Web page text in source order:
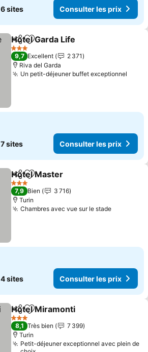
6 sites Consulter les prix
PartagerAjouter à mes favoris
Hotel Garda Life
3 Étoiles
9,7 Excellent
2 371
Riva del Garda
Un petit-déjeuner buffet exceptionnel
7 sites Consulter les prix
PartagerAjouter à mes favoris
Hotel Master
3 Étoiles
7,9 Bien
3 716
Turin
Chambres avec vue sur le stade
4 sites Consulter les prix
PartagerAjouter à mes favoris
Hotel Miramonti
3 Étoiles
8,1 Très bien
7 399
Turin
Petit-déjeuner exceptionnel avec plein de